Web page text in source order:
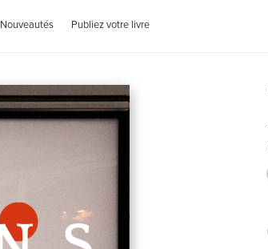
Nouveautés Publiez votre livre